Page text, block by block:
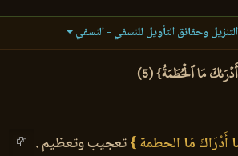
وحقائق التأويل للنسفي - النسفي
مَا ٱلۡحُطَمَةُ} (5)
أَدْرَاكَ مَا الحطمة }تعجيب وتعظيم .